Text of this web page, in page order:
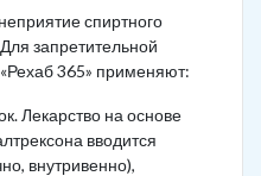
спиртного
запретительной
365» применяют:
Лекарство на основе
вводится
внутривенно),